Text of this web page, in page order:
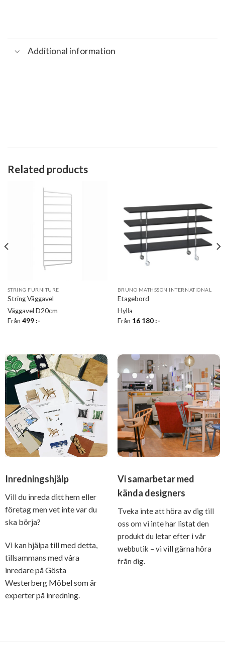
Additional information
Related products
STRING FURNITURE
String Väggavel
Väggavel D20cm
Från 499:-
BRUNO MATHSSON INTERNATIONAL
Etagebord
Hylla
Från 16 180:-
Inredningshjälp
Vill du inreda ditt hem eller
företag men vet inte var du
ska börja?
Vi kan hjälpa till med detta,
tillsammans med våra
inredare på Gösta
Westerberg Möbel som är
experter på inredning.
Vi samarbetar med
kända designers
Tveka inte att höra av dig till
oss om vi inte har listat den
produkt du letar efter i vår
webbutik – vi vill gärna höra
från dig.